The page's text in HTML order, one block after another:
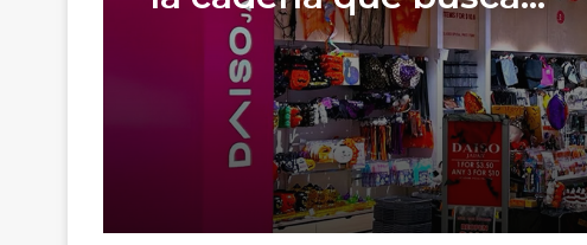
competir con Miniso y
Mumuso